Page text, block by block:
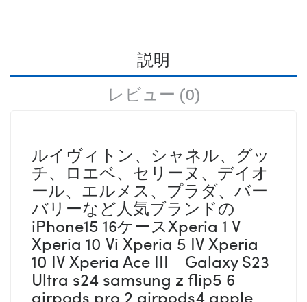
説明
レビュー (0)
ルイヴィトン、シャネル、グッ
チ、ロエベ、セリーヌ、デイオ
ール、エルメス、プラダ、バー
バリーなど人気ブランドの
iPhone15 16ケースXperia 1 V
Xperia 10 Vi Xperia 5 IV Xperia
10 IV Xperia Ace III Galaxy S23
Ultra s24 samsung z flip5 6
airpods pro 2 airpods4 apple